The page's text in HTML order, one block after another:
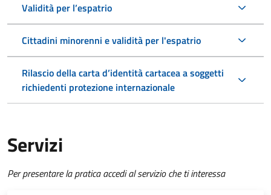
Validità per l’espatrio
Cittadini minorenni e validità per l'espatrio
Rilascio della carta d’identità cartacea a soggetti
richiedenti protezione internazionale
Servizi
Per presentare la pratica accedi al servizio che ti interessa